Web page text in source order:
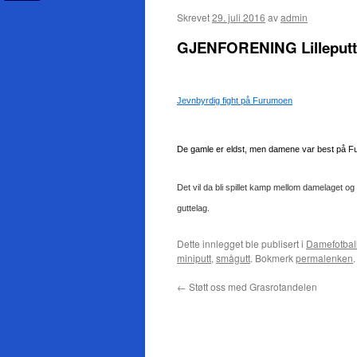
Skrevet29. juli 2016 avadmin
GJENFORENING
Jevnbyrdig fight på Furumoen
De gamle er eldst, men damene var best på
Det vil da bli spillet kamp mellom damelaget
guttelag.
Dette innlegget ble publisert i Damefotball
miniputt, smågutt. Bokmerkpermalenken.
← Støtt oss med Grasrotandelen